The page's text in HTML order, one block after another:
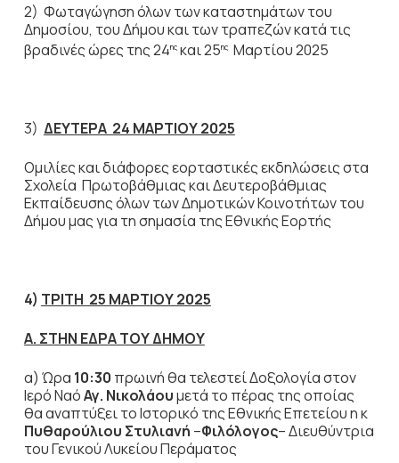
2) Φωταγώγηση όλων των καταστημάτων του
Δημοσίου, του Δήμου και των τραπεζών κατά τις
βραδινές ώρες της 24ηςκαι 25ηςΜαρτίου 2025
3) ΔΕΥΤΕΡΑ 24 ΜΑΡΤΙΟΥ 2025
Ομιλίες και διάφορες εορταστικές εκδηλώσεις στα
Σχολεία Πρωτοβάθμιας και Δευτεροβάθμιας
Εκπαίδευσης όλων των Δημοτικών Κοινοτήτων του
Δήμου μας για τη σημασία της Εθνικής Εορτής
4) ΤΡΙΤΗ 25 ΜΑΡΤΙΟΥ 2025
Α. ΣΤΗΝ ΕΔΡΑ ΤΟΥ ΔΗΜΟΥ
α) Ώρα 10:30 πρωινή θα τελεστεί Δοξολογία στον
Ιερό ΝαόΑγ. Νικολάουμετά το πέρας της οποίας
θα αναπτύξει το Ιστορικό της Εθνικής Επετείου η κ
Πυθαρούλιου Στυλιανή –Φιλόλογος– Διευθύντρια
του Γενικού Λυκείου Περάματος